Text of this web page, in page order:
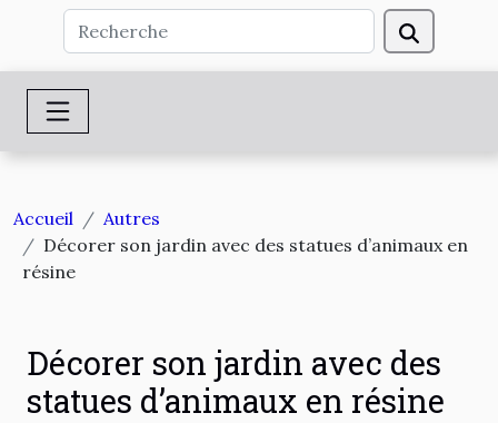
Accueil
Autres
Décorer son jardin avec des statues d’animaux en
résine
Décorer son jardin avec des
statues d’animaux en résine